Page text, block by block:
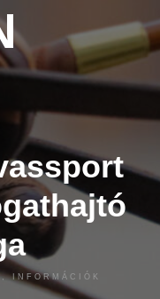
INFORMÁCIÓK